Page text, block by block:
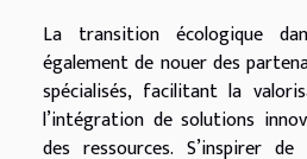
La transition écologique
également de nouer des
spécialisés, facilitant la
l’intégration de solutions
des ressources. S’inspirer de